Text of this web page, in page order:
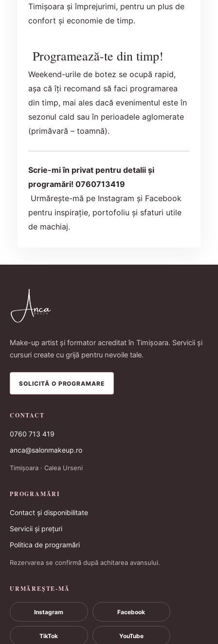
Timișoara și împrejurimi, pentru un plus de
confort și economie de timp.
Programează-te din timp!
Weekend-urile de botez se ocupă rapid,
așa că îți recomand să faci programarea
din timp, mai ales dacă evenimentul este în
sezonul cald sau în perioadele aglomerate
(primăvară – toamnă).
Scrie-mi în privat pentru detalii și
programări! 0760713419
Urmărește-mă pe Instagram și Facebook
pentru inspirație, portofoliu și sfaturi utile
de machiaj.
Make-up artist și formator acreditat în Timișoara. Servicii și
cursuri create cu grijă pentru nevoile tale.
SOLICITĂ O PROGRAMARE
CONTACT
0760 713 419
anca@salonmakeup.ro
Timișoara · Calea Urseni
PROGRAMĂRI
Contact și disponibilitate
Servicii și prețuri
Politica de programări
Rezervarea se confirmă după achitarea avansului.
URMĂREȘTE-MĂ
Instagram Facebook
TikTok YouTube